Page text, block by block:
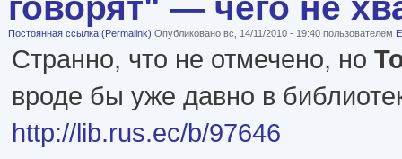
Постоянная ссылка (Permalink) Опубликовано вс, 14/11/2010 - 19:40 пользователем
Странно, что не отмечено, но
вроде бы уже давно в
http://lib.rus.ec/b/97646